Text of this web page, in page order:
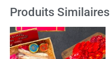
Produits Similaires